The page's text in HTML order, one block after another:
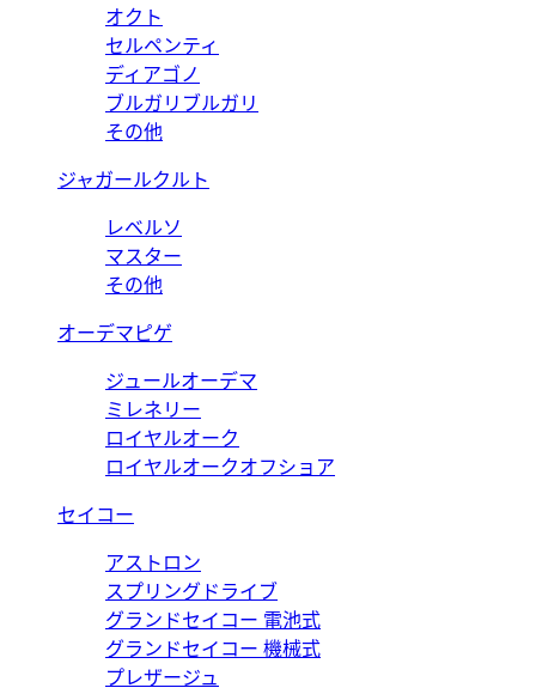
オクト
セルペンティ
ディアゴノ
ブルガリブルガリ
その他
ジャガールクルト
レベルソ
マスター
その他
オーデマピゲ
ジュールオーデマ
ミレネリー
ロイヤルオーク
ロイヤルオークオフショア
セイコー
アストロン
スプリングドライブ
グランドセイコー 電池式
グランドセイコー 機械式
プレザージュ